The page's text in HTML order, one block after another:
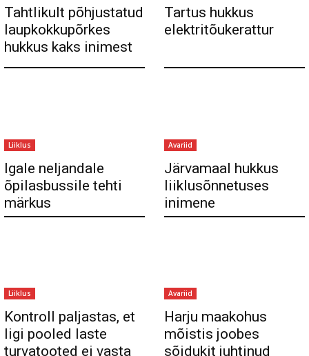
Tahtlikult põhjustatud
laupkokkupõrkes
hukkus kaks inimest
Tartus hukkus
elektritõukerattur
Liiklus
Igale neljandale
õpilasbussile tehti
märkus
Avariid
Järvamaal hukkus
liiklusõnnetuses
inimene
Liiklus
Kontroll paljastas, et
ligi pooled laste
turvatooted ei vasta
Avariid
Harju maakohus
mõistis joobes
sõidukit juhtinud